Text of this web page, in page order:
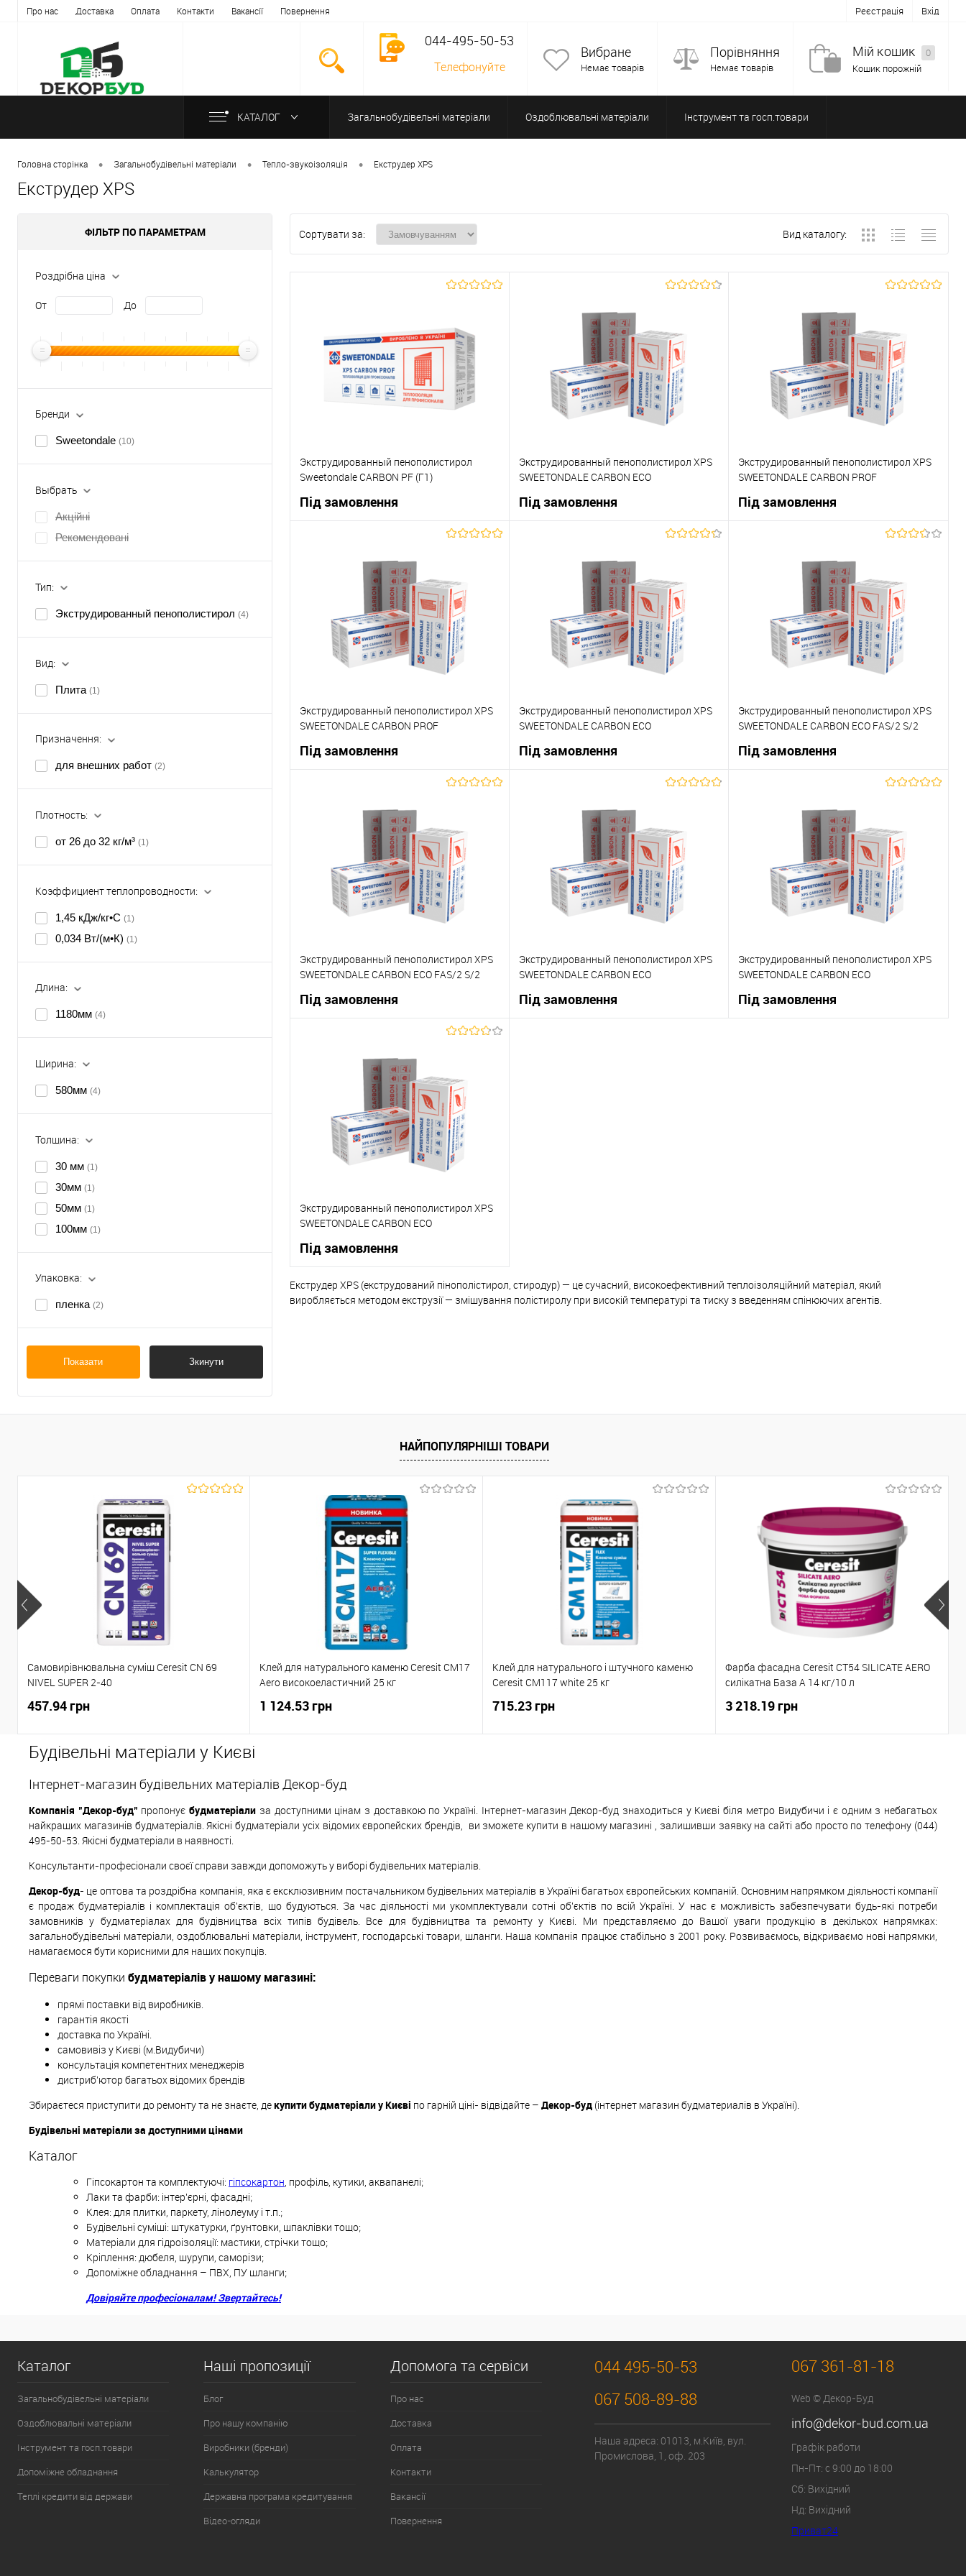
Про нас Доставка Оплата Контакти Вакансії Повернення Реєстрація Вхід
044-495-50-53
Телефонуйте
Вибране
Немає товарів
Порівняння
Немає товарів
Мій кошик
0
Кошик порожній
КАТАЛОГ Загальнобудівельні матеріали Оздоблювальні матеріали Інструмент та госп.товари
Допоміжне обладнання
Головна сторінка • Загальнобудівельні матеріали • Тепло-звукоізоляція • Екструдер XPS
Екструдер XPS
ФІЛЬТР ПО ПАРАМЕТРАМ
Роздрібна ціна
От До
Бренди
Sweetondale (10)
Выбрать
Акційні
Рекомендовані
Тип:
Экструдированный пенополистирол (4)
Вид:
Плита (1)
Призначення:
для внешних работ (2)
Плотность:
от 26 до 32 кг/м³ (1)
Коэффициент теплопроводности:
1,45 кДж/кг•С (1)
0,034 Вт/(м•К) (1)
Длина:
1180мм (4)
Ширина:
580мм (4)
Толщина:
30 мм (1)
30мм (1)
50мм (1)
100мм (1)
Упаковка:
пленка (2)
Показати Зкинути
Сортувати за: Вид каталогу:
Экструдированный пенополистирол
Sweetondale CARBON PF (Г1)
Під замовлення
Купити в 1 клік
До порівняння
Під замовлення
Экструдированный пенополистирол XPS
SWEETONDALE CARBON ECO
Під замовлення
Купити в 1 клік
До порівняння
Під замовлення
Экструдированный пенополистирол XPS
SWEETONDALE CARBON PROF
Під замовлення
Купити в 1 клік
До порівняння
Під замовлення
Экструдированный пенополистирол XPS
SWEETONDALE CARBON PROF
Під замовлення
Купити в 1 клік
До порівняння
Під замовлення
Экструдированный пенополистирол XPS
SWEETONDALE CARBON ECO
Під замовлення
Купити в 1 клік
До порівняння
Під замовлення
Экструдированный пенополистирол XPS
SWEETONDALE CARBON ECO FAS/2 S/2
Під замовлення
Купити в 1 клік
До порівняння
Під замовлення
Экструдированный пенополистирол XPS
SWEETONDALE CARBON ECO FAS/2 S/2
Під замовлення
Купити в 1 клік
До порівняння
Під замовлення
Экструдированный пенополистирол XPS
SWEETONDALE CARBON ECO
Під замовлення
Экструдированный пенополистирол XPS
SWEETONDALE CARBON ECO
Під замовлення
Экструдированный пенополистирол XPS
SWEETONDALE CARBON ECO
Під замовлення
В корзину
Екструдер XPS (екструдований пінополістирол, стиродур) — це сучасний, високоефективний теплоізоляційний матеріал, який
виробляється методом екструзії — змішування полістиролу при високій температурі та тиску з введенням спінюючих агентів.
НАЙПОПУЛЯРНІШІ ТОВАРИ
Самовирівнювальна суміш Ceresit CN 69
NIVEL SUPER 2-40
457.94 грн
Клей для натурального каменю Ceresit CM17
Aero високоеластичний 25 кг
1 124.53 грн
Клей для натурального і штучного каменю
Ceresit CM117 white 25 кг
715.23 грн
Фарба фасадна Ceresit CT54 SILICATE AERO
силікатна База А 14 кг/10 л
3 218.19 грн
Будівельні матеріали у Києві
Інтернет-магазин будівельних матеріалів Декор-буд
Компанія "Декор-буд" пропонуєбудматеріали за доступними цінам з доставкою по Україні. Інтернет-магазин Декор-буд знаходиться у Києві біля метро Видубичи і є одним з небагатьох
найкращих магазинів будматеріалів. Якісні будматеріали усіх відомих європейскихбрендів, ви зможете купити в нашому магазині , залишивши заявку на сайті або просто по телефону (044)
495-50-53. Якісні будматеріали в наявності.
Консультанти-професіонали своєї справи завжди допоможуть у виборі будівельних матеріалів.
Декор-буд- це оптова та роздрібна компанія, яка є ексклюзивним постачальником будівельних матеріалів в Україні багатьох європейських компаній. Основним напрямком діяльності компанії
є продаж будматеріалів і комплектація об'єктів, що будуються. За час діяльності ми укомплектували сотні об'єктів по всій Україні. У нас є можливість забезпечувати будь-які потреби
замовників у будматеріалах для будівництва всіх типів будівель. Все для будівництва та ремонту у Києві. Ми представляємо до Вашої уваги продукцію в декількох напрямках:
загальнобудівельні матеріали, оздоблювальні матеріали, інструмент, господарські товари, шланги. Наша компанія працює стабільно з 2001 року. Розвиваємось, відкриваємо нові напрямки,
намагаємося бути корисними для наших покупців.
Переваги покупки будматеріалів у нашому магазині:
прямі поставки від виробників.
гарантія якості
доставка по Україні.
самовивіз у Києві (м.Видубичи)
консультація компетентних менеджерів
дистриб'ютор багатьох відомих брендів
Збираєтеся приступити до ремонту та не знаєте, декупити будматеріали у Києві по гарній ціні- відвідайте – Декор-буд (інтернет магазин будматериалів в Україні).
Будівельні матеріали за доступними цінами
Каталог
Гіпсокартон та комплектуючі: гіпсокартон , профіль, кутики, аквапанелі;
Лаки та фарби: інтер'єрні, фасадні;
Клея: для плитки, паркету, лінолеуму і т.п.;
Будівельні суміші: штукатурки, ґрунтовки, шпаклівки тощо;
Матеріали для гідроізоляції: мастики, стрічки тощо;
Кріплення: дюбеля, шурупи, саморізи;
Допоміжне обладнання – ПВХ, ПУ шланги;
Довіряйте професіоналам! Звертайтесь!
Каталог
Загальнобудівельні матеріали
Оздоблювальні матеріали
Інструмент та госп.товари
Допоміжне обладнання
Теплі кредити від держави
Наші пропозиції
Блог
Про нашу компанію
Виробники (бренди)
Калькулятор
Державна програма кредитування
Відео-огляди
Допомога та сервіси
Про нас
Доставка
Оплата
Контакти
Вакансії
Повернення
044 495-50-53
067 508-89-88
Наша адреса: 01013, м.Київ, вул.
Промислова, 1, оф. 203
067 361-81-18
Web © Декор-Буд
info@dekor-bud.com.ua
Графік работи
Пн-Пт: с 9:00 до 18:00
Сб: Вихідний
Нд: Вихідний
Приват24